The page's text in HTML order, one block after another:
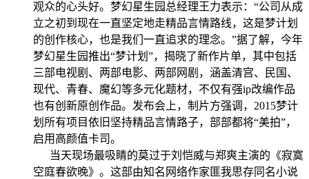
观众的心头好。梦幻星生园总经理王力表示：“公司从成
立之初到现在一直坚定地走精品言情路线，这是梦计划
的创作核心，也是我们一直追求的理念。”据了解，今年
梦幻星生园推出“梦计划”，揭晓了新作片单，其中包括
三部电视剧、两部电影、两部网剧，涵盖清宫、民国、
现代、青春、魔幻等多元化题材，不仅有强ip改编作品
也有创新原创作品。发布会上，制片方强调，2015梦计
划所有项目依旧坚持精品言情路子，部部都将“美拍”，
启用高颜值卡司。
当天现场最吸睛的莫过于刘恺威与郑爽主演的《寂寞
空庭春欲晚》。这部由知名网络作家匪我思存同名小说